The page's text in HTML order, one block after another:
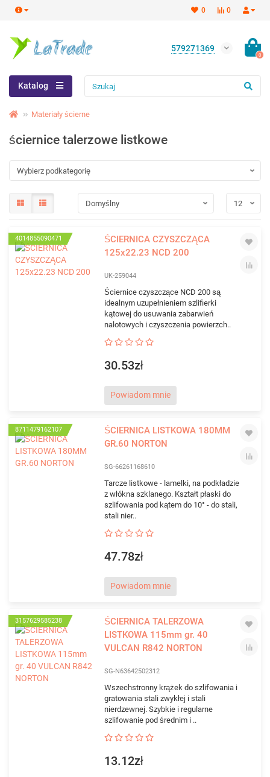
0
0
579271369
0
Katalog
Materiały ścierne
ściernice talerzowe listkowe
4014855090471
ŚCIERNICA CZYSZCZĄCA
125x22.23 NCD 200
UK-259044
Ściernice czyszczące NCD 200 są
idealnym uzupełnieniem szlifierki
kątowej do usuwania zabarwień
nalotowych i czyszczenia powierzch..
30.53zł
Powiadom mnie
8711479162107
ŚCIERNICA LISTKOWA 180MM
GR.60 NORTON
SG-66261168610
Tarcze listkowe - lamelki, na podkładzie
z włókna szklanego. Kształt płaski do
szlifowania pod kątem do 10° - do stali,
stali nier..
47.78zł
Powiadom mnie
3157629585238
ŚCIERNICA TALERZOWA
LISTKOWA 115mm gr. 40
VULCAN R842 NORTON
SG-N63642502312
Wszechstronny krążek do szlifowania i
gratowania stali zwykłej i stali
nierdzewnej. Szybkie i regularne
szlifowanie pod średnim i ..
13.12zł